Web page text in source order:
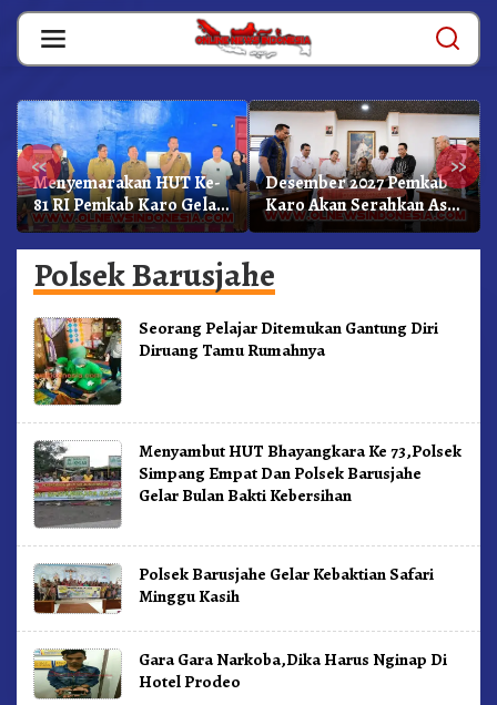
Skip
content
« »
Menyemarakan HUT Ke-
81 RI Pemkab Karo Gelar
Pertandingan Olahraga
Desember 2027 Pemkab
Karo Akan Serahkan Aset
RSUD Kabanjahe Ke
Moderamen GBKP
Polsek Barusjahe
Seorang Pelajar Ditemukan Gantung Diri
Diruang Tamu Rumahnya
Menyambut HUT Bhayangkara Ke 73,Polsek
Simpang Empat Dan Polsek Barusjahe
Gelar Bulan Bakti Kebersihan
Polsek Barusjahe Gelar Kebaktian Safari
Minggu Kasih
Gara Gara Narkoba,Dika Harus Nginap Di
Hotel Prodeo